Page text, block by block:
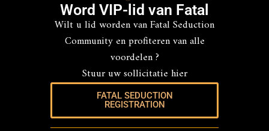
Word VIP-lid van Fatal
Wilt u lid worden van Fatal Seduction
Community en profiteren van alle
voordelen ?
Stuur uw sollicitatie hier
FATAL SEDUCTION
REGISTRATION